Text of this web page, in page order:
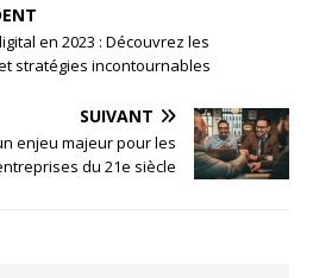
en 2023 : Découvrez les
stratégies incontournables
SUIVANT
enjeu majeur pour les
du 21e siècle